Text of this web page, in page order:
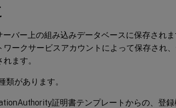
ーバー上の組み込みデータベースに保存され
ワークサービスアカウントによって保存され
ます。
類があります。
証明書テンプレートからの、登